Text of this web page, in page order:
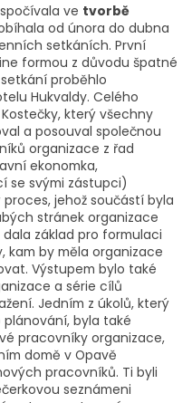
ve tvorbě
od února do dubna
setkáních. První
formou z důvodu špatné
proběhlo
Hukvaldy. Celého
který všechny
a posouval společnou
organizace z řad
ekonomka,
se svými zástupci)
jehož součástí byla
stránek organizace
základ pro formulaci
kam by měla organizace
Výstupem bylo také
a série cílů
Jedním z úkolů, který
byla také
pracovníky organizace,
domě v Opavě
pracovníků. Ti byli
seznámeni